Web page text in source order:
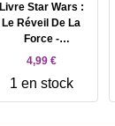
Livre Star Wars :
Le Réveil De La
Force -
L'encyclopédie
4,99 €
1 en stock